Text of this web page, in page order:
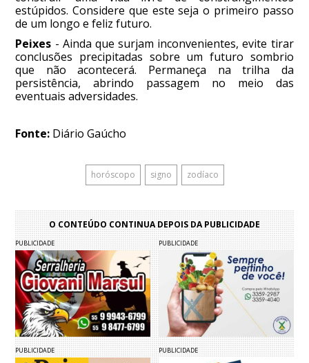
estúpidos. Considere que este seja o primeiro passo
de um longo e feliz futuro.
Peixes - Ainda que surjam inconvenientes, evite tirar
conclusões precipitadas sobre um futuro sombrio
que não acontecerá. Permaneça na trilha da
persistência, abrindo passagem no meio das
eventuais adversidades.
Fonte: Diário Gaúcho
horóscopo signo zodíaco
O CONTEÚDO CONTINUA DEPOIS DA PUBLICIDADE
PUBLICIDADE PUBLICIDADE
PUBLICIDADE PUBLICIDADE